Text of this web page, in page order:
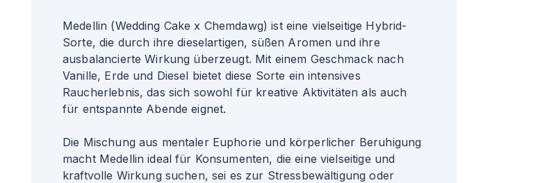
Medellin (Wedding Cake x Chemdawg) ist eine vielseitige Hybrid-
Sorte, die durch ihre dieselartigen, süßen Aromen und ihre
ausbalancierte Wirkung überzeugt. Mit einem Geschmack nach
Vanille, Erde und Diesel bietet diese Sorte ein intensives
Raucherlebnis, das sich sowohl für kreative Aktivitäten als auch
für entspannte Abende eignet.
Die Mischung aus mentaler Euphorie und körperlicher Beruhigung
macht Medellin ideal für Konsumenten, die eine vielseitige und
kraftvolle Wirkung suchen, sei es zur Stressbewältigung oder